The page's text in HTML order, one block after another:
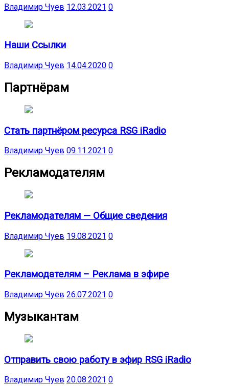
Владимир Чуев 12.03.2021 0
Наши Ссылки
Владимир Чуев 14.04.2020 0
Партнёрам
Стать партнёром ресурса RSG iRadio
Владимир Чуев 09.11.2021 0
Рекламодателям
Рекламодателям — Общие сведения
Владимир Чуев 19.08.2021 0
Рекламодателям – Реклама в эфире
Владимир Чуев 26.07.2021 0
Музыкантам
Отправить свою работу в эфир RSG iRadio
Владимир Чуев 20.08.2021 0